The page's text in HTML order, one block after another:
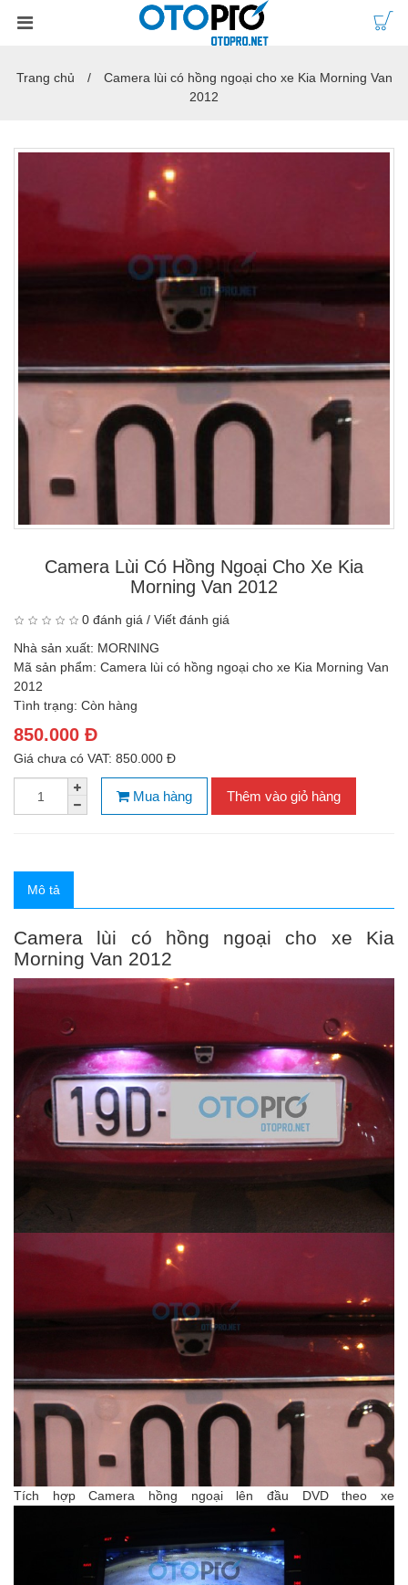
Trang chủ
Camera lùi có hồng ngoại cho xe Kia Morning Van
2012
Camera Lùi Có Hồng Ngoại Cho Xe Kia
Morning Van 2012
0 đánh giá / Viết đánh giá
Nhà sản xuất: MORNING
Mã sản phẩm: Camera lùi có hồng ngoại cho xe Kia Morning Van
2012
Tình trạng: Còn hàng
850.000 Đ
Giá chưa có VAT: 850.000 Đ
Mua hàng Thêm vào giỏ hàng
Mô tả
Camera lùi có hồng ngoại cho xe Kia
Morning Van 2012
Tích hợp Camera hồng ngoại lên đầu DVD theo xe